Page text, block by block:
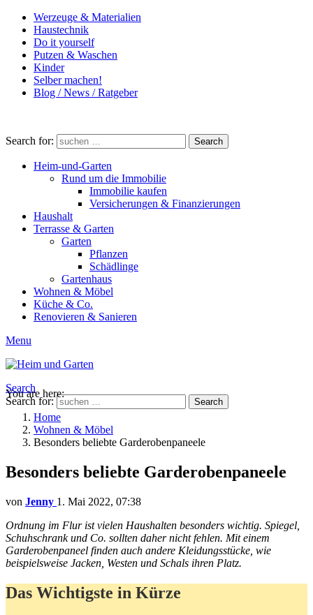
Werzeuge & Materialien
Haustechnik
Do it yourself
Putzen & Waschen
Kinder
Selber machen!
Blog / News / Ratgeber
Search for: Search
Heim-und-Garten
Rund um die Immobilie
Immobilie kaufen
Versicherungen & Finanzierungen
Haushalt
Terrasse & Garten
Garten
Pflanzen
Schädlinge
Gartenhaus
Wohnen & Möbel
Küche & Co.
Renovieren & Sanieren
Menu
Search
Search for:
Search
You are here:
Home
Wohnen & Möbel
Besonders beliebte Garderobenpaneele
Besonders beliebte Garderobenpaneele
von Jenny 1. Mai 2022, 07:38
Ordnung im Flur ist vielen Haushalten besonders wichtig. Spiegel,
Schuhschrank und Co. sollten daher nicht fehlen. Mit einem
Garderobenpaneel finden auch andere Kleidungsstücke, wie
beispielsweise Jacken, Westen und Schals ihren Platz.
Das Wichtigste in Kürze